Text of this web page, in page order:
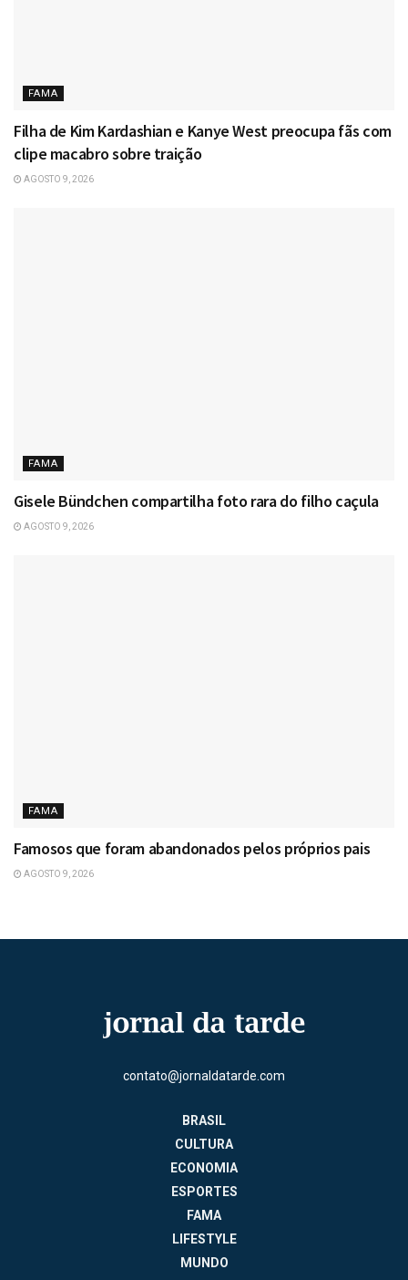
FAMA
Filha de Kim Kardashian e Kanye West preocupa fãs com
clipe macabro sobre traição
AGOSTO 9, 2026
FAMA
Gisele Bündchen compartilha foto rara do filho caçula
AGOSTO 9, 2026
FAMA
Famosos que foram abandonados pelos próprios pais
AGOSTO 9, 2026
contato@jornaldatarde.com
BRASIL
CULTURA
ECONOMIA
ESPORTES
FAMA
LIFESTYLE
MUNDO